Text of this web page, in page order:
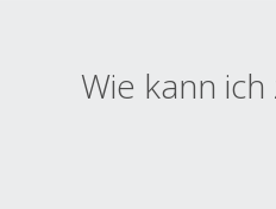
Wie kann ich